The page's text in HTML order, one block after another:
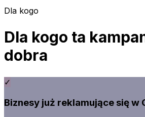
Dla kogo
Dla kogo ta
dobra
✓
Biznesy już reklamujące się w